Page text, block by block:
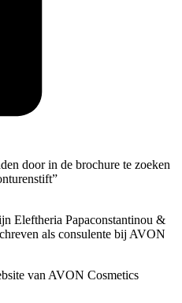
door in de brochure te zoeken
Eleftheria Papaconstantinou &
als consulente bij AVON
van AVON Cosmetics